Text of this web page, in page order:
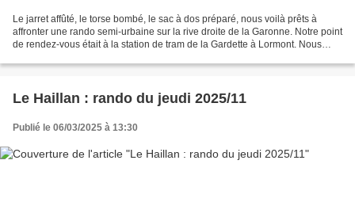
Le jarret affûté, le torse bombé, le sac à dos préparé, nous voilà prêts à
affronter une rando semi-urbaine sur la rive droite de la Garonne. Notre point
de rendez-vous était à la station de tram de la Gardette à Lormont. Nous
Le Haillan : rando du jeudi 2025/11
Publié le 06/03/2025 à 13:30